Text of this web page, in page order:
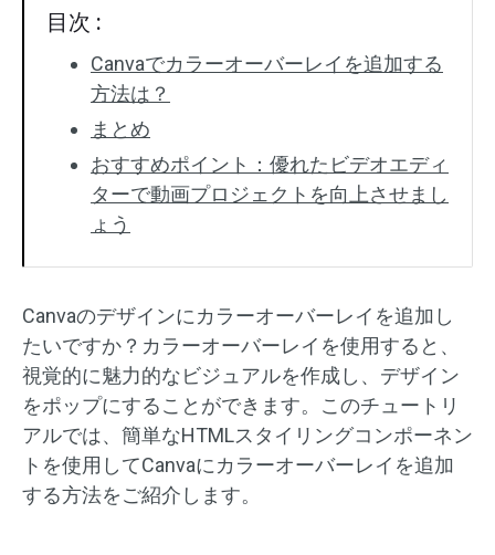
目次 :
Canvaでカラーオーバーレイを追加する
方法は？
まとめ
おすすめポイント：優れたビデオエディ
ターで動画プロジェクトを向上させまし
ょう
Canvaのデザインにカラーオーバーレイを追加し
たいですか？カラーオーバーレイを使用すると、
視覚的に魅力的なビジュアルを作成し、デザイン
をポップにすることができます。このチュートリ
アルでは、簡単なHTMLスタイリングコンポーネン
トを使用してCanvaにカラーオーバーレイを追加
する方法をご紹介します。